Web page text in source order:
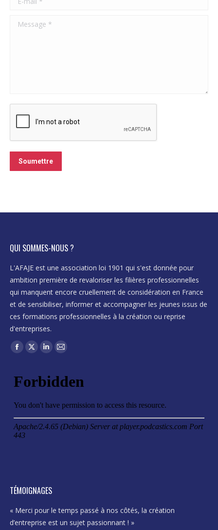
Message *
Soumettre
QUI SOMMES-NOUS ?
L'AFAJE est une association loi 1901 qui s'est donnée pour
ambition première de revaloriser les filières professionnelles
qui manquent encore cruellement de considération en France
et de sensibiliser, informer et accompagner les jeunes issus de
ces formations professionnelles à la création ou reprise
d'entreprises.
Trouvez nous sur :
Facebook
opens
new
window
X
opens
new
window
LinkedIn
opens
new
window
Mail
opens
new
window
TÉMOIGNAGES
« Merci pour le temps passé à nos côtés, la création
d’entreprise est un sujet passionnant ! »